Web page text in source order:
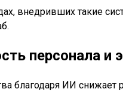
внедривших такие
персонала и
благодаря ИИ